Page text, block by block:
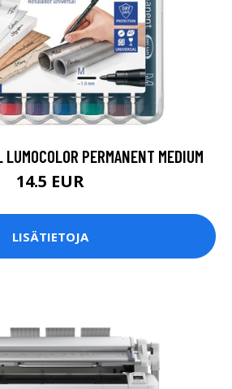
PERMANENT MEDIUM
14.5 EUR
LISÄTIETOJA